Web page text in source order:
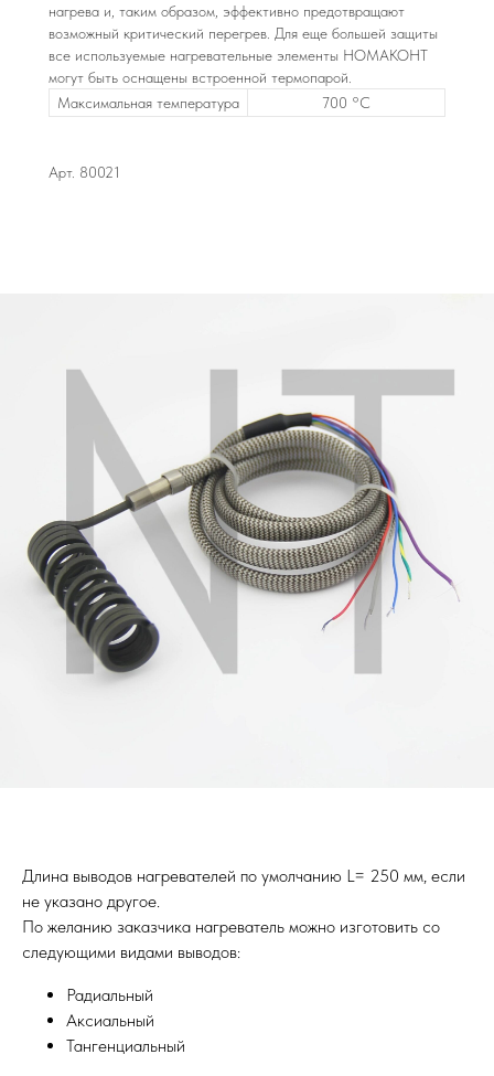
нагрева и, таким образом, эффективно предотвращают
возможный критический перегрев. Для еще большей защиты
все используемые нагревательные элементы НОМАКОНТ
могут быть оснащены встроенной термопарой.
Максимальная температура
700 °C
Арт. 80021
Длина выводов нагревателей по умолчанию L= 250 мм, если
не указано другое.
По желанию заказчика нагреватель можно изготовить со
следующими видами выводов:
Радиальный
Аксиальный
Тангенциальный